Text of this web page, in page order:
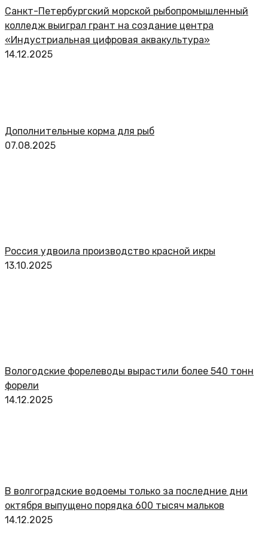
Санкт-Петербургский морской рыбопромышленный
колледж выиграл грант на создание центра
«Индустриальная цифровая аквакультура»
14.12.2025
Дополнительные корма для рыб
07.08.2025
Россия удвоила производство красной икры
13.10.2025
Вологодские форелеводы вырастили более 540 тонн
форели
14.12.2025
В волгоградские водоемы только за последние дни
октября выпущено порядка 600 тысяч мальков
14.12.2025